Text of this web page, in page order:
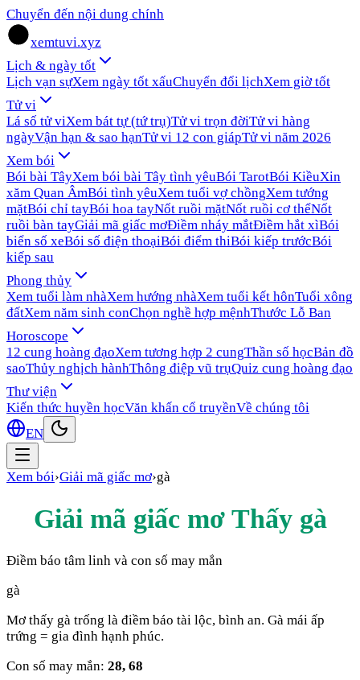
Chuyển đến nội dung chính
xemtuvi.xyz
Lịch & ngày tốt
Lịch vạn sựXem ngày tốt xấuChuyển đổi lịchXem giờ tốt
Tử vi
Lá số tử viXem bát tự (tứ trụ)Tử vi trọn đờiTử vi hàng
ngàyVận hạn & sao hạnTử vi 12 con giápTử vi năm 2026
Xem bói
Bói bài TâyXem bói bài Tây tình yêuBói TarotBói KiềuXin
xăm Quan ÂmBói tình yêuXem tuổi vợ chồngXem tướng
mặtBói chỉ tayBói hoa tayNốt ruồi mặtNốt ruồi cơ thểNốt
ruồi bàn tayGiải mã giấc mơĐiềm nháy mắtĐiềm hắt xìBói
biển số xeBói số điện thoạiBói điểm thiBói kiếp trướcBói
kiếp sau
Phong thủy
Xem tuổi làm nhàXem hướng nhàXem tuổi kết hônTuổi xông
đấtXem năm sinh conChọn nghề hợp mệnhThước Lỗ Ban
Horoscope
12 cung hoàng đạoXem tương hợp 2 cungThần số họcBản đồ
saoThủy nghịch hànhThông điệp vũ trụQuiz cung hoàng đạo
Thư viện
Kiến thức huyền họcVăn khấn cổ truyềnVề chúng tôi
EN
Xem bói›Giải mã giấc mơ›gà
Giải mã giấc mơ Thấy gà
Điềm báo tâm linh và con số may mắn
gà
Mơ thấy gà trống là điềm báo tài lộc, bình an. Gà mái ấp
trứng = gia đình hạnh phúc.
Con số may mắn: 28, 68